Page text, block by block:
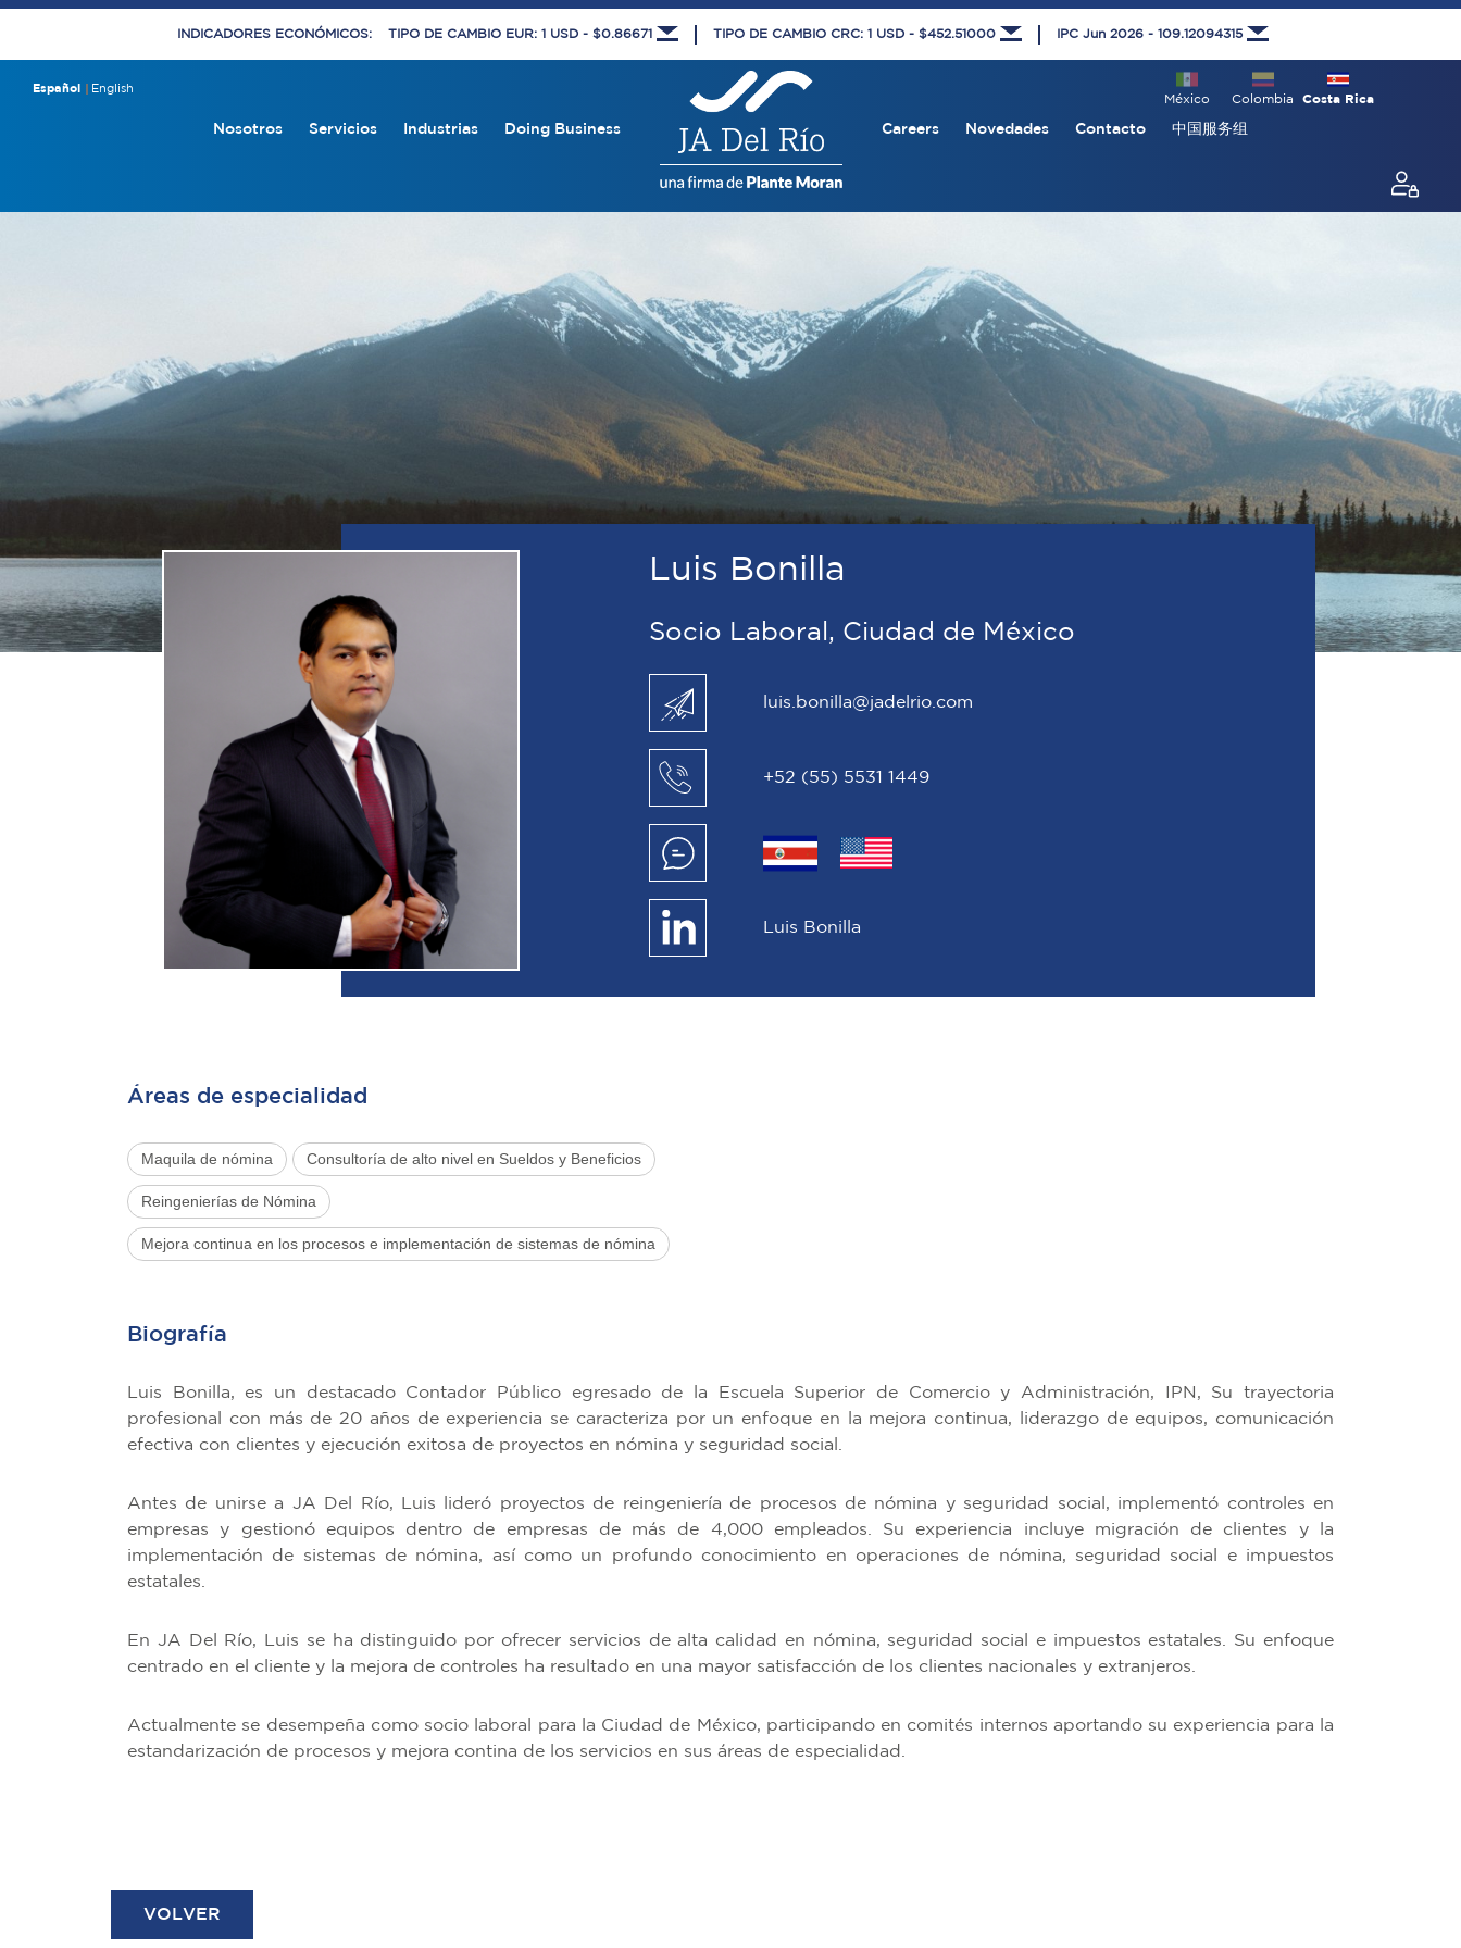
INDICADORES ECONÓMICOS: TIPO DE CAMBIO EUR: 1 USD - $0.86671 TIPO DE CAMBIO CRC: 1 USD - $452.51000 IPC Jun 2026 - 109.12094315
Español English
Costa Rica
Colombia
México
Nosotros Servicios Industrias Doing Business Careers Novedades Contacto 中国服务组
Luis Bonilla
Socio Laboral, Ciudad de México
luis.bonilla@jadelrio.com
+52 (55) 5531 1449
Luis Bonilla
Áreas de especialidad
Maquila de nómina Consultoría de alto nivel en Sueldos y Beneficios
Reingenierías de Nómina
Mejora continua en los procesos e implementación de sistemas de nómina
Biografía
Luis Bonilla, es un destacado Contador Público egresado de la Escuela Superior de Comercio y Administración, IPN, Su trayectoria
profesional con más de 20 años de experiencia se caracteriza por un enfoque en la mejora continua, liderazgo de equipos, comunicación
efectiva con clientes y ejecución exitosa de proyectos en nómina y seguridad social.
Antes de unirse a JA Del Río, Luis lideró proyectos de reingeniería de procesos de nómina y seguridad social, implementó controles en
empresas y gestionó equipos dentro de empresas de más de 4,000 empleados. Su experiencia incluye migración de clientes y la
implementación de sistemas de nómina, así como un profundo conocimiento en operaciones de nómina, seguridad social e impuestos
estatales.
En JA Del Río, Luis se ha distinguido por ofrecer servicios de alta calidad en nómina, seguridad social e impuestos estatales. Su enfoque
centrado en el cliente y la mejora de controles ha resultado en una mayor satisfacción de los clientes nacionales y extranjeros.
Actualmente se desempeña como socio laboral para la Ciudad de México, participando en comités internos aportando su experiencia para la
estandarización de procesos y mejora contina de los servicios en sus áreas de especialidad.
VOLVER